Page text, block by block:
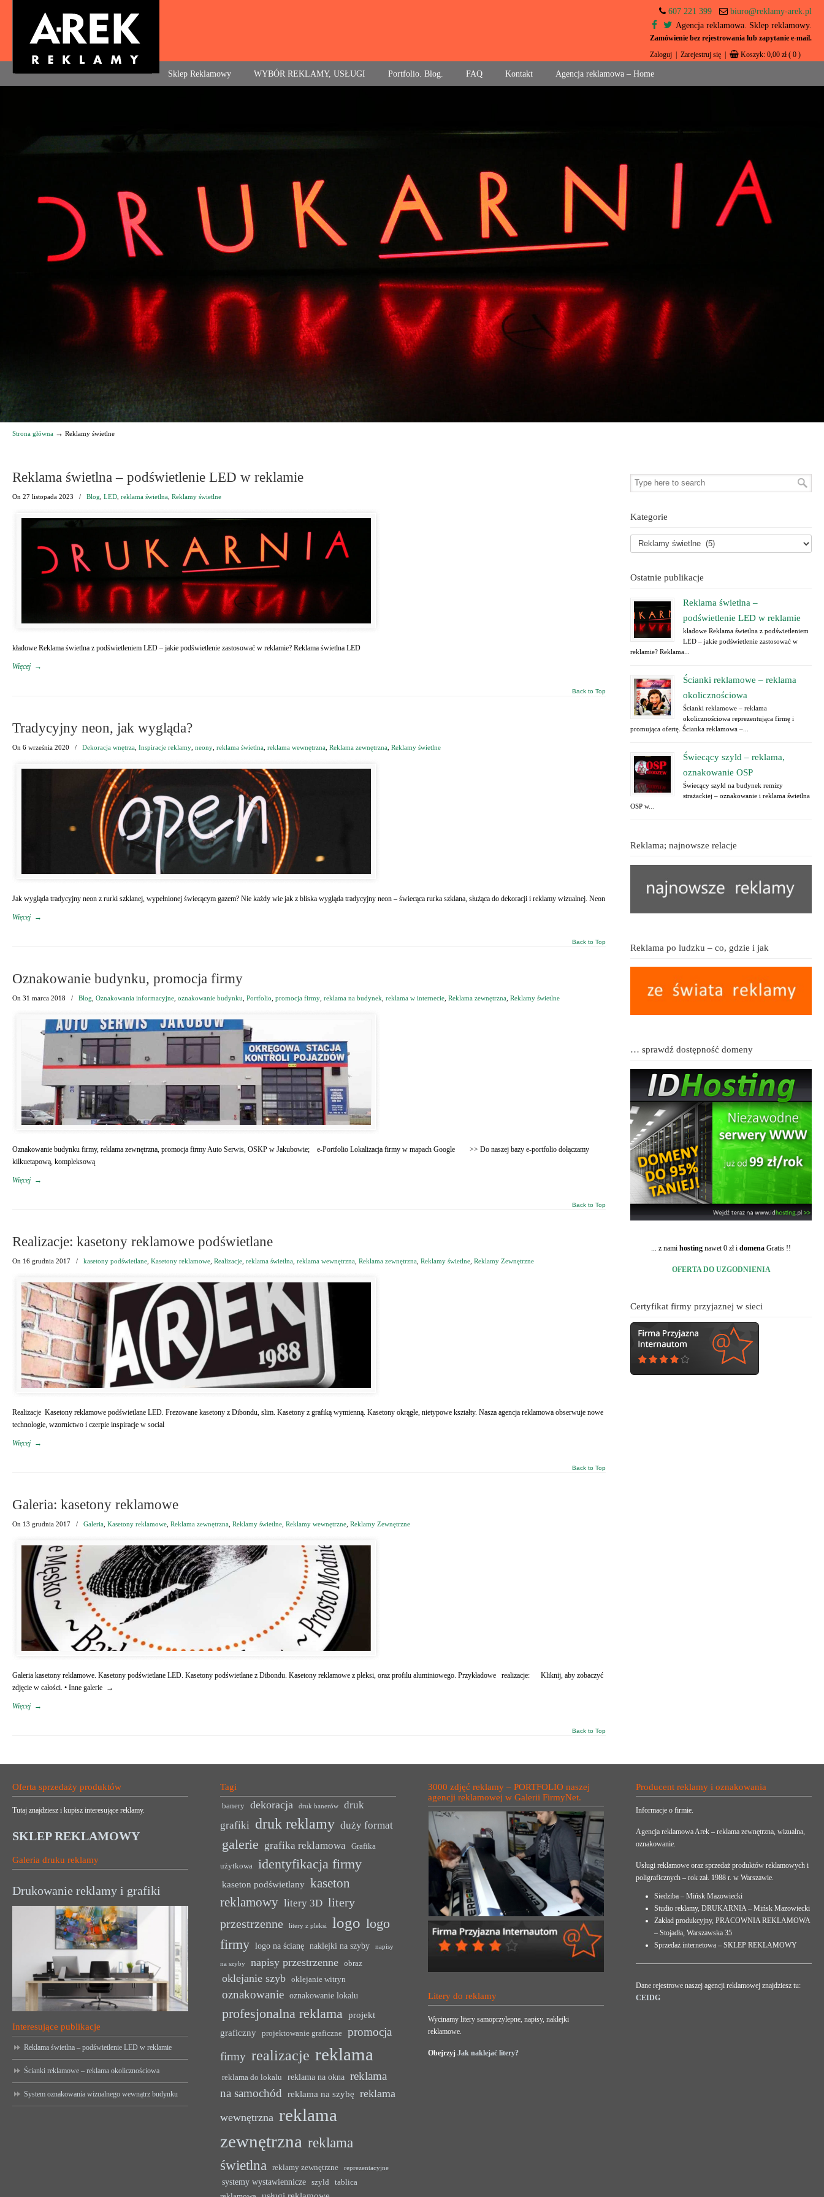
Agencja reklamowa. Reklama – usługi, druk
607 221 399
biuro@reklamy-arek.pl
Agencja reklamowa. Sklep reklamowy.
Zamówienie bez rejestrowania lub zapytanie e-mail.
Zaloguj Zarejestruj się Koszyk: 0,00 zł ( 0 )
Sklep Reklamowy WYBÓR REKLAMY, USŁUGI Portfolio. Blog. FAQ Kontakt Agencja reklamowa – Home
Strona główna → Reklamy świetlne
Reklama świetlna – podświetlenie LED w reklamie
On 27 listopada 2023 / Blog LED reklama świetlna Reklamy świetlne
kładowe Reklama świetlna z podświetleniem LED – jakie podświetlenie zastosować w reklamie? Reklama świetlna LED
Więcej →
Back to Top
Tradycyjny neon, jak wygląda?
On 6 września 2020 / Dekoracja wnętrza Inspiracje reklamy neony reklama świetlna reklama wewnętrzna Reklama zewnętrzna Reklamy świetlne
Jak wygląda tradycyjny neon z rurki szklanej, wypełnionej świecącym gazem? Nie każdy wie jak z bliska wygląda tradycyjny neon – świecąca rurka szklana, służąca do dekoracji i reklamy wizualnej. Neon
Więcej →
Back to Top
Oznakowanie budynku, promocja firmy
On 31 marca 2018 / Blog Oznakowania informacyjne oznakowanie budynku Portfolio promocja firmy reklama na budynek reklama w internecie Reklama zewnętrzna Reklamy świetlne
Oznakowanie budynku firmy, reklama zewnętrzna, promocja firmy Auto Serwis, OSKP w Jakubowie; e-Portfolio Lokalizacja firmy w mapach Google >> Do naszej bazy e-portfolio dołączamy
kilkuetapową, kompleksową
Więcej →
Back to Top
Realizacje: kasetony reklamowe podświetlane
On 16 grudnia 2017 / kasetony podświetlane Kasetony reklamowe Realizacje reklama świetlna reklama wewnętrzna Reklama zewnętrzna Reklamy świetlne Reklamy Zewnętrzne
Realizacje Kasetony reklamowe podświetlane LED. Frezowane kasetony z Dibondu, slim. Kasetony z grafiką wymienną. Kasetony okrągłe, nietypowe kształty. Nasza agencja reklamowa obserwuje nowe
technologie, wzornictwo i czerpie inspiracje w social
Więcej →
Back to Top
Galeria: kasetony reklamowe
On 13 grudnia 2017 / Galeria Kasetony reklamowe Reklama zewnętrzna Reklamy świetlne Reklamy wewnętrzne Reklamy Zewnętrzne
Galeria kasetony reklamowe. Kasetony podświetlane LED. Kasetony podświetlane z Dibondu. Kasetony reklamowe z pleksi, oraz profilu aluminiowego. Przykładowe realizacje: Kliknij, aby zobaczyć
zdjęcie w całości. • Inne galerie →
Więcej →
Back to Top
Kategorie
Ostatnie publikacje
Reklama świetlna –
podświetlenie LED w reklamie
kładowe Reklama świetlna z podświetleniem
LED – jakie podświetlenie zastosować w
reklamie? Reklama...
Ścianki reklamowe – reklama
okolicznościowa
Ścianki reklamowe – reklama
okolicznościowa reprezentująca firmę i
promująca ofertę. Ścianka reklamowa –...
Świecący szyld – reklama,
oznakowanie OSP
Świecący szyld na budynek remizy
strażackiej – oznakowanie i reklama świetlna
OSP w...
Reklama; najnowsze relacje
Reklama po ludzku – co, gdzie i jak
… sprawdź dostępność domeny
... z nami hosting nawet 0 zł i domena Gratis !!
OFERTA DO UZGODNIENIA
Certyfikat firmy przyjaznej w sieci
Oferta sprzedaży produktów
Tutaj znajdziesz i kupisz interesujące reklamy.
SKLEP REKLAMOWY
Galeria druku reklamy
Drukowanie reklamy i grafiki
Interesujące publikacje
Reklama świetlna – podświetlenie LED w reklamie
Ścianki reklamowe – reklama okolicznościowa
System oznakowania wizualnego wewnątrz budynku
Tagi
banery dekoracja druk banerów
druk
grafiki druk reklamy duży format
galerie grafika reklamowa Grafika
użytkowa identyfikacja firmy
kaseton podświetlany kaseton
reklamowy litery 3D litery
przestrzenne
litery z pleksi logo logo
firmy
logo na ścianę naklejki na szyby napisy
na szyby napisy przestrzenne obraz
oklejanie szyb oklejanie witryn
oznakowanie oznakowanie lokalu
profesjonalna reklama projekt
graficzny
projektowanie graficzne
promocja
firmy realizacje reklama
reklama do lokalu reklama na okna
reklama
na samochód reklama na szybę reklama
wewnętrzna reklama
zewnętrzna reklama
świetlna
reklamy zewnętrzne reprezentacyjne
systemy wystawiennicze szyld
tablica
3000 zdjęć reklamy – PORTFOLIO naszej
agencji reklamowej w Galerii FirmyNet.
Litery do reklamy
Wycinamy litery samoprzylepne, napisy, naklejki
reklamowe.
ObejrzyjJak naklejać litery?
Producent reklamy i oznakowania
Informacje o firmie.
Agencja reklamowa Arek – reklama zewnętrzna, wizualna,
oznakowanie.
Usługi reklamowe oraz sprzedaż produktów reklamowych i
poligraficznych – rok zał. 1988 r. w Warszawie.
Siedziba – Mińsk Mazowiecki
Studio reklamy, DRUKARNIA – Mińsk Mazowiecki
Zakład produkcyjny, PRACOWNIA REKLAMOWA
– Stojadła, Warszawska 35
Sprzedaż internetowa – SKLEP REKLAMOWY
Dane rejestrowe naszej agencji reklamowej znajdziesz tu:
CEIDG